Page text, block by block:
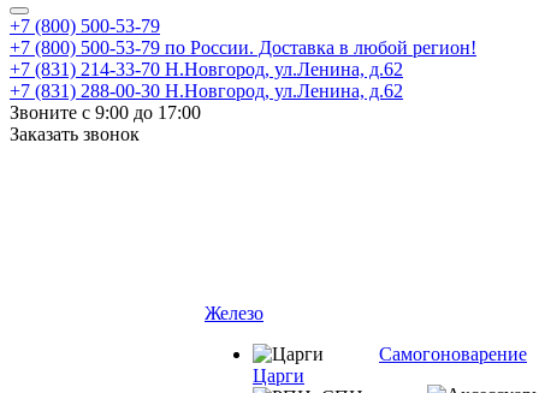
+7 (800) 500-53-79
+7 (800) 500-53-79 по России. Доставка в любой регион!
+7 (831) 214-33-70 Н.Новгород, ул.Ленина, д.62
+7 (831) 288-00-30 Н.Новгород, ул.Ленина, д.62
Звоните с 9:00 до 17:00
Заказать звонок
Железо
Царги
Самогоноварение